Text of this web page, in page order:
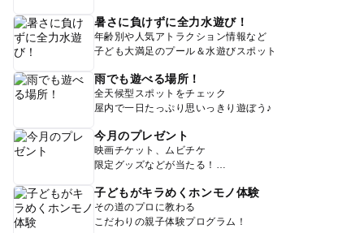
暑さに負けずに全力水遊び！
年齢別や人気アトラクション情報など
子ども大満足のプール＆水遊びスポット
雨でも遊べる場所！
全天候型スポットをチェック
屋内で一日たっぷり思いっきり遊ぼう♪
今月のプレゼント
映画チケット、ムビチケ
限定グッズなどが当たる！
子どもがキラめくホンモノ体験
その道のプロに教わる
こだわりの親子体験プログラム！